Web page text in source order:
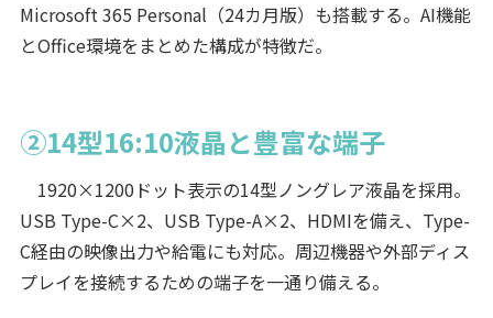
Microsoft 365 Personal（24カ月版）も搭載する。AI機能
とOffice環境をまとめた構成が特徴だ。
②14型16:10液晶と豊富な端子
1920×1200ドット表示の14型ノングレア液晶を採用。
USB Type-C×2、USB Type-A×2、HDMIを備え、Type-
C経由の映像出力や給電にも対応。周辺機器や外部ディス
プレイを接続するための端子を一通り備える。